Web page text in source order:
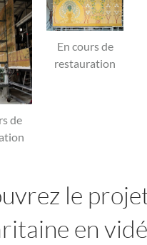
de
En cours de
restauration
le
en